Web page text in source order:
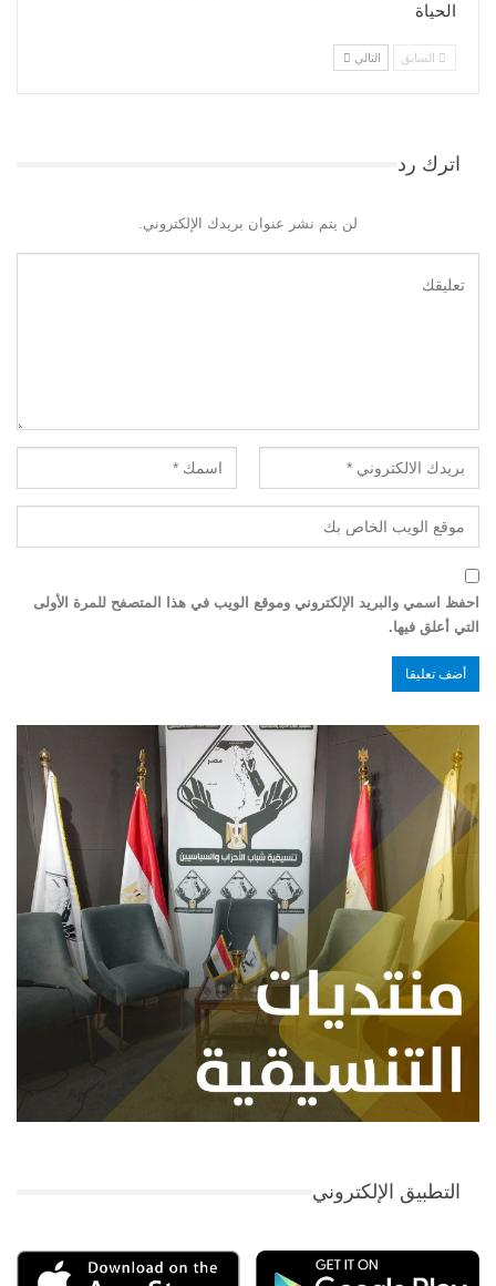
الحياة
السابق التالي
اترك رد
لن يتم نشر عنوان بريدك الإلكتروني.
احفظ اسمي والبريد الإلكتروني وموقع الويب في هذا المتصفح للمرة الأولى
التي أعلق فيها.
التطبيق الإلكتروني